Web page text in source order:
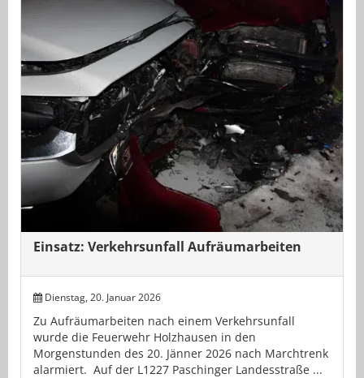
Einsatz: Verkehrsunfall Aufräumarbeiten
Dienstag, 20. Januar 2026
Zu Aufräumarbeiten nach einem Verkehrsunfall
wurde die Feuerwehr Holzhausen in den
Morgenstunden des 20. Jänner 2026 nach Marchtrenk
alarmiert. Auf der L1227 Paschinger Landesstraße ...